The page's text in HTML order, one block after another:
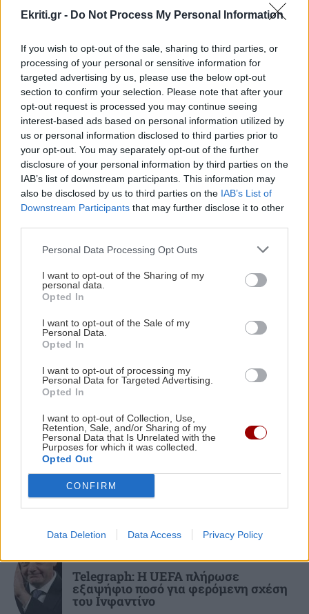
Ekriti.gr - Do Not Process My Personal Information
If you wish to opt-out of the sale, sharing to third parties, or
processing of your personal or sensitive information for
targeted advertising by us, please use the below opt-out
section to confirm your selection. Please note that after your
opt-out request is processed you may continue seeing
interest-based ads based on personal information utilized by
us or personal information disclosed to third parties prior to
your opt-out. You may separately opt-out of the further
disclosure of your personal information by third parties on the
IAB’s list of downstream participants. This information may
also be disclosed by us to third parties on the IAB’s List of
Downstream Participants that may further disclose it to other
Personal Data Processing Opt Outs
I want to opt-out of the Sharing of my
personal data.
Opted In
I want to opt-out of the Sale of my
Personal Data.
Opted In
I want to opt-out of processing my
Personal Data for Targeted Advertising.
Opted In
I want to opt-out of Collection, Use,
Retention, Sale, and/or Sharing of my
Personal Data that Is Unrelated with the
Purposes for which it was collected.
Opted Out
CONFIRM
Data Deletion Data Access Privacy Policy
ΑΘΛΗΤΙΚΑ
Telegraph: Η UEFA πλήρωσε εξαψήφιο ποσό
για φερόμενη σχέση του Ινφαντίνο
09:37
ΚΡΗΤΗ
Φοιτητική στέγη: Πόλη της Κρήτης στις
ακριβότερες της χώρας με ενοίκια "φωτιά"
09:23
ΕΛΛΑΔΑ
Έξοδος του Αυγούστου: Πάνω από 56.000
ταξιδιώτες αναχωρούν από Αττική
09:19
ΑΘΛΗΤΙΚΑ
Τένις: Αποκλεισμός για τη Μαρία Σάκκαρη στο
ΑΘΛΗΤΙΚΑ
O Λουίς Φαν Χάαλ βγήκε νικητής στη μάχη με
τον καρκίνο
09:10
ΚΟΣΜΟΣ
Ρωσικοί βομβαρδισμοί στο Κίεβο: Τρεις
νεκροί, ανάμεσά τους ένα παιδί
09:09
ΑΘΛΗΤΙΚΑ
ΑΕΚ: Φιλικό απόψε με την Καλλιθέα
08:53
ΑΘΛΗΤΙΚΑ
Κύπελλο Ελλάδας: Το πρόγραμμα του 2ου
Όλες οι ειδήσεις
ΠΕΡΙΣΣΟΤΕΡΑ
Ενιαία Αίτηση Ενίσχυσης 2025: Άνοιξε
ξανά η πλατφόρμα της ΑΑΔΕ – Πότε
λήγει η προθεσμία
Telegraph: Η UEFA πλήρωσε
εξαψήφιο ποσό για φερόμενη σχέση
του Ινφαντίνο